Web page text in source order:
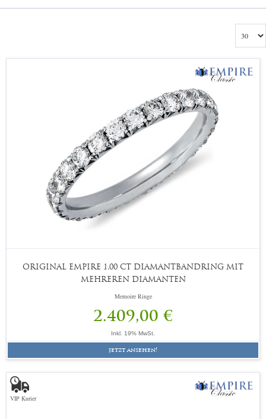
ORIGINAL EMPIRE 1,00 CT DIAMANTBANDRING MIT
MEHREREN DIAMANTEN
Memoire Ringe
2.409,00 €
Inkl. 19% MwSt.
jetzt ansehen!
VIP Kurier